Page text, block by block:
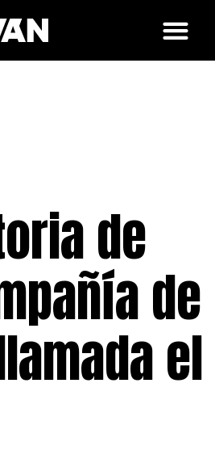
de
de
el